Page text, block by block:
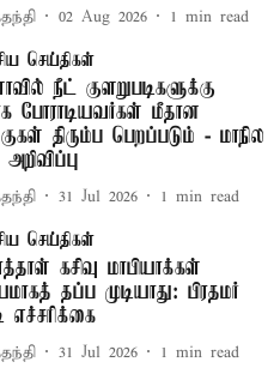
02 Aug 2026 1 min read
செய்திகள்
நீட் குளறுபடிகளுக்கு
போராடியவர்கள் மீதான
திரும்ப பெறப்படும் - மாநில
31 Jul 2026 1 min read
செய்திகள்
கசிவு மாபியாக்கள்
தப்ப முடியாது: பிரதமர்
எச்சரிக்கை
31 Jul 2026 1 min read